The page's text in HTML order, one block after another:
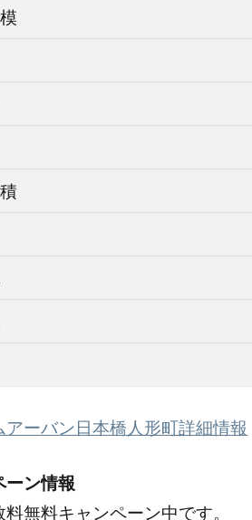
アーバン日本橋人形町詳細情報
ーン情報
料無料キャンペーン中です。